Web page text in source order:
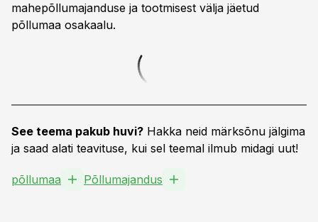
mahepõllumajanduse ja tootmisest välja jäetud
põllumaa osakaalu.
See teema pakub huvi? Hakka neid märksõnu jälgima
ja saad alati teavituse, kui sel teemal ilmub midagi uut!
põllumaa Põllumajandus